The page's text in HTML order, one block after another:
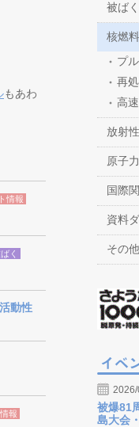
もあわ
情報
く
動性
報
被ば
核燃
プ
再
高
放射
原子
国際
資料
その他
被爆81
島大会